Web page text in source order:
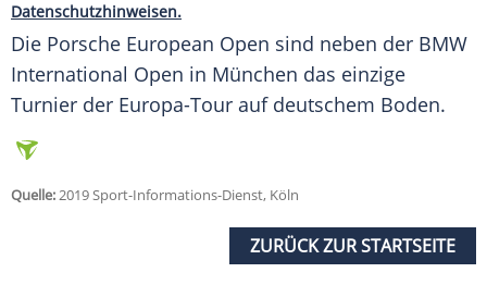
Datenschutzhinweisen.
Die Porsche European Open sind neben der BMW
International Open in München das einzige
Turnier der Europa-Tour auf deutschem Boden.
Quelle:2019 Sport-Informations-Dienst, Köln
ZURÜCK ZUR STARTSEITE